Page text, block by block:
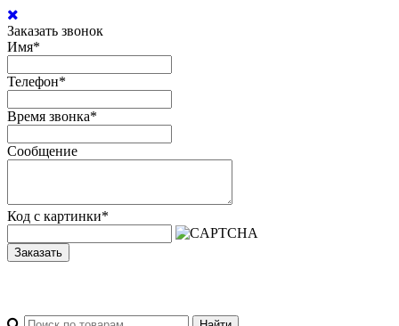
Заказать звонок
Имя*
Телефон*
Время звонка*
Сообщение
Код с картинки*
Заказать